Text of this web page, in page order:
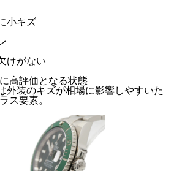
小キズ
けがない
高評価となる状態
外装のキズが相場に影響しやすいた
ス要素。